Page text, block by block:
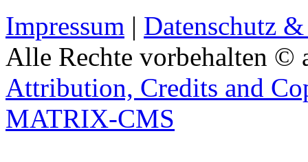
Impressum | Datenschutz
Alle Rechte vorbehalten ©
Attribution, Credits and
MATRIX-CMS